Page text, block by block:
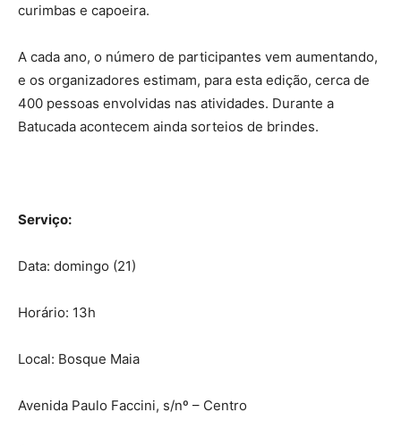
curimbas e capoeira.
A cada ano, o número de participantes vem aumentando,
e os organizadores estimam, para esta edição, cerca de
400 pessoas envolvidas nas atividades. Durante a
Batucada acontecem ainda sorteios de brindes.
Serviço:
Data: domingo (21)
Horário: 13h
Local: Bosque Maia
Avenida Paulo Faccini, s/nº – Centro